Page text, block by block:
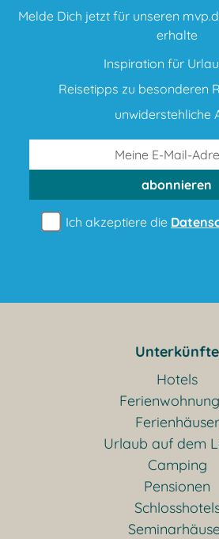
Melde Dich jetzt für unseren
erhalte
Inspiration für
Reisetipps zu besonderen
unwiderstehliche
abonnieren
Ich akzeptiere die
Unterkünfte
Hotels
Ferienhäuser
Urlaub auf dem
Camping
Pensionen